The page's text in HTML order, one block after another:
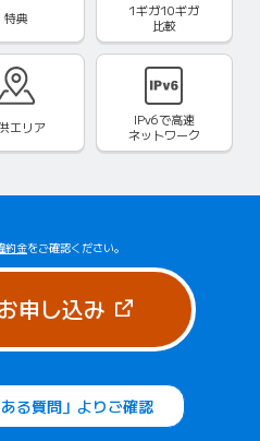
特典
1ギガ10ギガ
比較
エリア IPv6で高速
ネットワーク
約金をご確認ください。
申し込み（新しいタブ
る質問」よりご確認